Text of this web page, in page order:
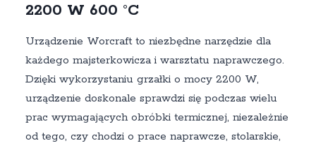
2200 W 600 °C
Urządzenie Worcraft to niezbędne narzędzie dla
każdego majsterkowicza i warsztatu naprawczego.
Dzięki wykorzystaniu grzałki o mocy 2200 W,
urządzenie doskonale sprawdzi się podczas wielu
prac wymagających obróbki termicznej, niezależnie
od tego, czy chodzi o prace naprawcze, stolarskie,